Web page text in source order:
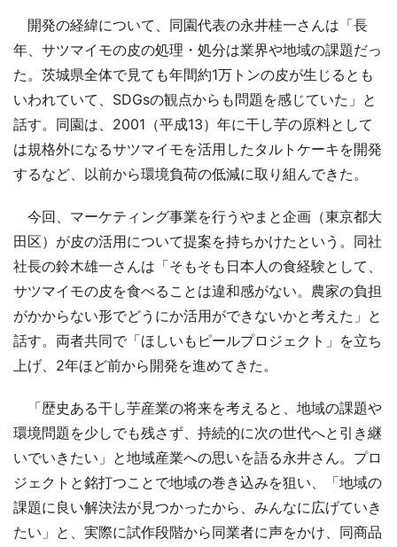
開発の経緯について、同園代表の永井桂一さんは「長
年、サツマイモの皮の処理・処分は業界や地域の課題だっ
た。茨城県全体で見ても年間約1万トンの皮が生じるとも
いわれていて、SDGsの観点からも問題を感じていた」と
話す。同園は、2001（平成13）年に干し芋の原料として
は規格外になるサツマイモを活用したタルトケーキを開発
するなど、以前から環境負荷の低減に取り組んできた。
今回、マーケティング事業を行うやまと企画（東京都大
田区）が皮の活用について提案を持ちかけたという。同社
社長の鈴木雄一さんは「そもそも日本人の食経験として、
サツマイモの皮を食べることは違和感がない。農家の負担
がかからない形でどうにか活用ができないかと考えた」と
話す。両者共同で「ほしいもピールプロジェクト」を立ち
上げ、2年ほど前から開発を進めてきた。
「歴史ある干し芋産業の将来を考えると、地域の課題や
環境問題を少しでも残さず、持続的に次の世代へと引き継
いでいきたい」と地域産業への思いを語る永井さん。プロ
ジェクトと銘打つことで地域の巻き込みを狙い、「地域の
課題に良い解決法が見つかったから、みんなに広げていき
たい」と、実際に試作段階から同業者に声をかけ、同商品